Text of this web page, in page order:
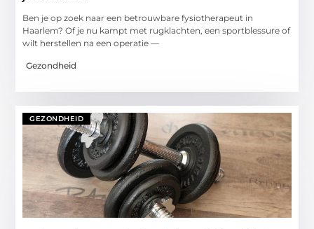
Ben je op zoek naar een betrouwbare fysiotherapeut in
Haarlem? Of je nu kampt met rugklachten, een sportblessure of
wilt herstellen na een operatie —
Gezondheid
GEZONDHEID